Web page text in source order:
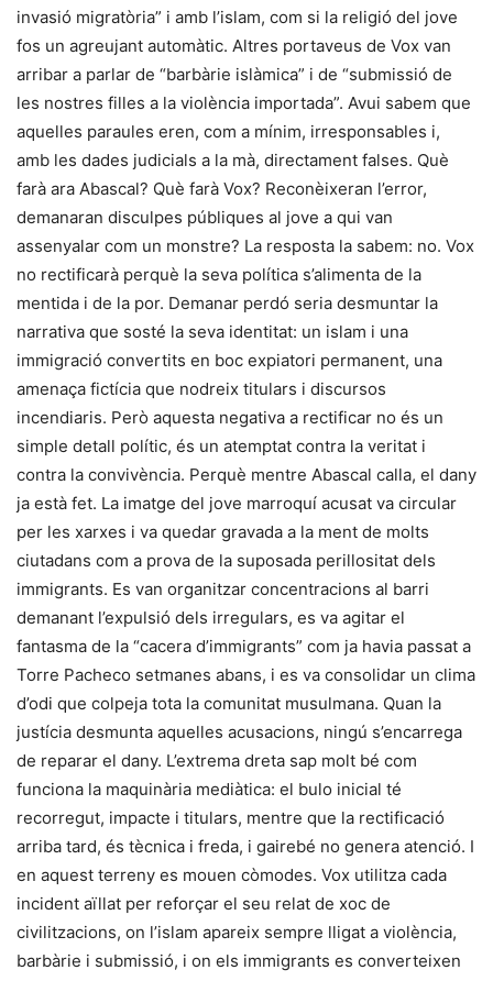
invasió migratòria” i amb l’islam, com si la religió del jove
fos un agreujant automàtic. Altres portaveus de Vox van
arribar a parlar de “barbàrie islàmica” i de “submissió de
les nostres filles a la violència importada”. Avui sabem que
aquelles paraules eren, com a mínim, irresponsables i,
amb les dades judicials a la mà, directament falses. Què
farà ara Abascal? Què farà Vox? Reconèixeran l’error,
demanaran disculpes públiques al jove a qui van
assenyalar com un monstre? La resposta la sabem: no. Vox
no rectificarà perquè la seva política s’alimenta de la
mentida i de la por. Demanar perdó seria desmuntar la
narrativa que sosté la seva identitat: un islam i una
immigració convertits en boc expiatori permanent, una
amenaça fictícia que nodreix titulars i discursos
incendiaris. Però aquesta negativa a rectificar no és un
simple detall polític, és un atemptat contra la veritat i
contra la convivència. Perquè mentre Abascal calla, el dany
ja està fet. La imatge del jove marroquí acusat va circular
per les xarxes i va quedar gravada a la ment de molts
ciutadans com a prova de la suposada perillositat dels
immigrants. Es van organitzar concentracions al barri
demanant l’expulsió dels irregulars, es va agitar el
fantasma de la “cacera d’immigrants” com ja havia passat a
Torre Pacheco setmanes abans, i es va consolidar un clima
d’odi que colpeja tota la comunitat musulmana. Quan la
justícia desmunta aquelles acusacions, ningú s’encarrega
de reparar el dany. L’extrema dreta sap molt bé com
funciona la maquinària mediàtica: el bulo inicial té
recorregut, impacte i titulars, mentre que la rectificació
arriba tard, és tècnica i freda, i gairebé no genera atenció. I
en aquest terreny es mouen còmodes. Vox utilitza cada
incident aïllat per reforçar el seu relat de xoc de
civilitzacions, on l’islam apareix sempre lligat a violència,
barbàrie i submissió, i on els immigrants es converteixen